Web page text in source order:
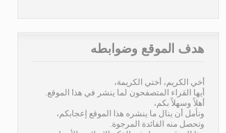
هدف الموقع وضوابطه
أخي الكريم، أختي الكريمة،
أيها القراء المتصفحون لما ينشر في هذا الموقع.
أهلاً وسهلاً بكم،
ونأمل أن ينال ما ينشره هذا الموقع إعجابكم،
وتحصل منه الفائدة المرجوة.